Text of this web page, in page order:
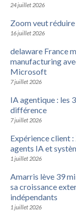
24 juillet 2026
Zoom veut
16 juillet 2026
delaware France
manufacturing
Microsoft
7 juillet 2026
IA agentique : les
différence
7 juillet 2026
Expérience client
agents IA et
1 juillet 2026
Amarris lève 39
sa croissance
indépendants
1 juillet 2026